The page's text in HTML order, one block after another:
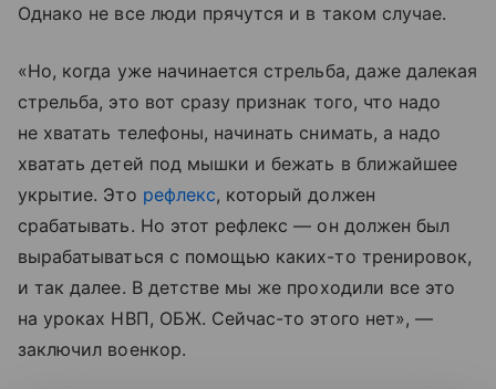
Однако не все люди прячутся и в таком случае.
«Но, когда уже начинается стрельба, даже далекая
стрельба, это вот сразу признак того, что надо
не хватать телефоны, начинать снимать, а надо
хватать детей под мышки и бежать в ближайшее
укрытие. Это рефлекс, который должен
срабатывать. Но этот рефлекс — он должен был
вырабатываться с помощью каких-то тренировок,
и так далее. В детстве мы же проходили все это
на уроках НВП, ОБЖ. Сейчас-то этого нет», —
заключил военкор.